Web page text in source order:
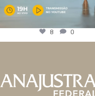
8 0